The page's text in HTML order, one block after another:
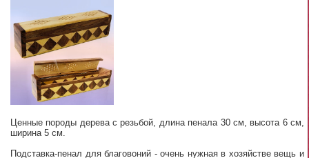
Ценные породы дерева с резьбой, длина пенала 30 см, высота 6 см,
ширина 5 см.
Подставка-пенал для благовоний - очень нужная в хозяйстве вещь и